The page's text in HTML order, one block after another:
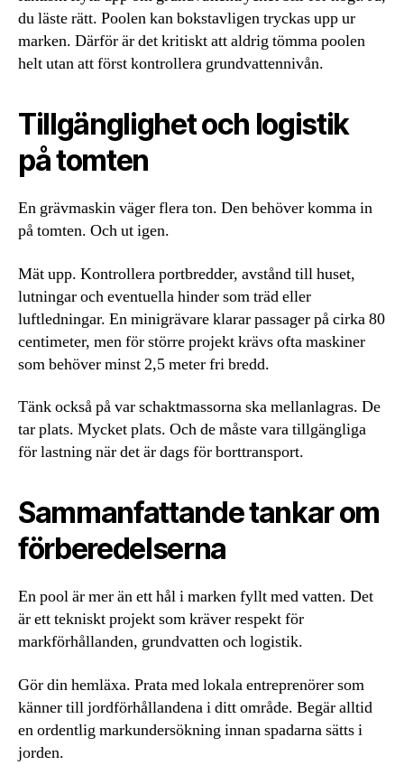
du läste rätt. Poolen kan bokstavligen tryckas upp ur
marken. Därför är det kritiskt att aldrig tömma poolen
helt utan att först kontrollera grundvattennivån.
Tillgänglighet och logistik
på tomten
En grävmaskin väger flera ton. Den behöver komma in
på tomten. Och ut igen.
Mät upp. Kontrollera portbredder, avstånd till huset,
lutningar och eventuella hinder som träd eller
luftledningar. En minigrävare klarar passager på cirka 80
centimeter, men för större projekt krävs ofta maskiner
som behöver minst 2,5 meter fri bredd.
Tänk också på var schaktmassorna ska mellanlagras. De
tar plats. Mycket plats. Och de måste vara tillgängliga
för lastning när det är dags för borttransport.
Sammanfattande tankar om
förberedelserna
En pool är mer än ett hål i marken fyllt med vatten. Det
är ett tekniskt projekt som kräver respekt för
markförhållanden, grundvatten och logistik.
Gör din hemläxa. Prata med lokala entreprenörer som
känner till jordförhållandena i ditt område. Begär alltid
en ordentlig markundersökning innan spadarna sätts i
jorden.